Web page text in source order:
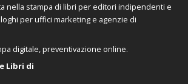
nella stampa di libri per editori indipendenti e
per uffici marketing e agenzie di
digitale, preventivazione online.
Libri di